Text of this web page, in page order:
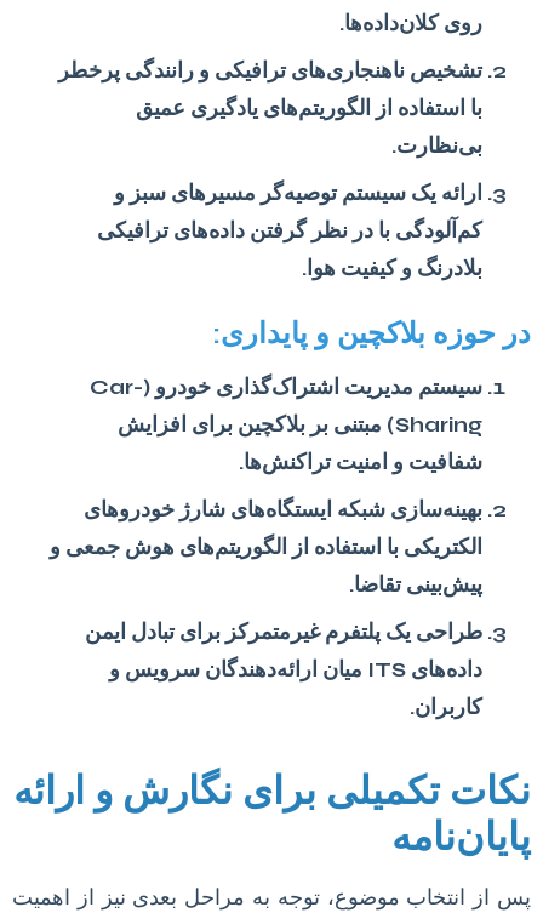
روی کلان‌داده‌ها.
تشخیص ناهنجاری‌های ترافیکی و رانندگی پرخطر
با استفاده از الگوریتم‌های یادگیری عمیق
بی‌نظارت.
ارائه یک سیستم توصیه‌گر مسیرهای سبز و
کم‌آلودگی با در نظر گرفتن داده‌های ترافیکی
بلادرنگ و کیفیت هوا.
در حوزه بلاکچین و پایداری:
سیستم مدیریت اشتراک‌گذاری خودرو (Car-
Sharing) مبتنی بر بلاکچین برای افزایش
شفافیت و امنیت تراکنش‌ها.
بهینه‌سازی شبکه ایستگاه‌های شارژ خودروهای
الکتریکی با استفاده از الگوریتم‌های هوش جمعی و
پیش‌بینی تقاضا.
طراحی یک پلتفرم غیرمتمرکز برای تبادل ایمن
داده‌های ITS میان ارائه‌دهندگان سرویس و
کاربران.
نکات تکمیلی برای نگارش و ارائه
پایان‌نامه
پس از انتخاب موضوع، توجه به مراحل بعدی نیز از اهمیت